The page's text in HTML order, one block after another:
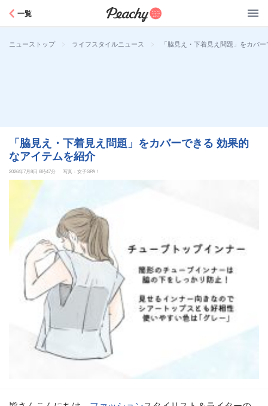
一覧
ニューストップ > ライフスタイルニュース > 「脇見え・下着見え問題」をカバ
「脇見え・下着見え問題」をカバーできる 効果的
なアイテムを紹介
2026年7月8日 8時47分 写真：女子SPA！